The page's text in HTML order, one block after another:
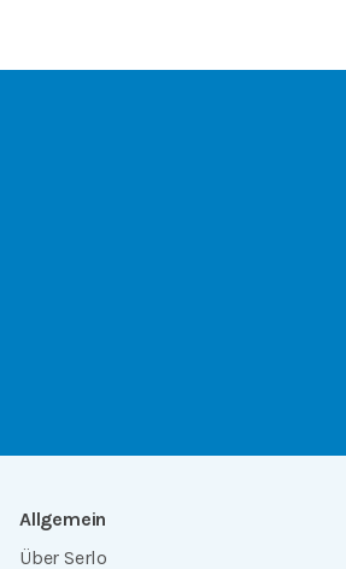
Allgemein
Über Serlo